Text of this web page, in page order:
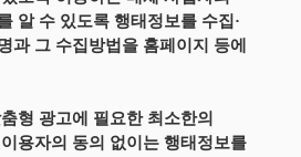
알 수 있도록 행태정보를 수집·
과 그 수집방법을 홈페이지 등에
형 광고에 필요한 최소한의
용자의 동의 없이는 행태정보를